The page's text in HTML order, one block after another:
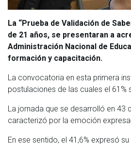
La “Prueba de Validación de
de 21 años, se presentaran a
Administración Nacional de
formación y capacitación.
La convocatoria en esta primera
postulaciones de las cuales el
La jornada que se desarrolló en 43
caracterizó por la emoción
En ese sentido, el 41,6% expresó